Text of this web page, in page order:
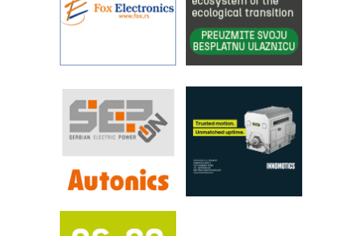
YAMADA pumpe – japanska
pouzdanost u transferu fluida
Filtration Group Industrial – Napredna
rešenja za filtraciju u hidrauličkim i
RILINEX kompanije Rittal
FANUC: Najbolje za vašu pametnu
automatizaciju
Efikasno upravljanje energijom
Automatizacija pakovanja · Display
Potpuna efikasnost bez složenih